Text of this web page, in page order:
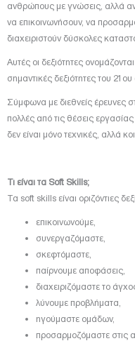
ανθρώπους με γνώσεις, αλλά
να επικοινωνήσουν, να
διαχειριστούν δύσκολες
Αυτές οι δεξιότητες ονομάζονται
σημαντικές δεξιότητες του
Σύμφωνα με διεθνείς έρευνες
πολλές από τις θέσεις
δεν είναι μόνο τεχνικές, αλλά
Τι είναι τα Soft Skills;
Τα soft skills είναι οριζόντιες
επικοινωνούμε,
συνεργαζόμαστε,
σκεφτόμαστε,
παίρνουμε αποφάσεις,
διαχειριζόμαστε το
λύνουμε προβλήματα,
ηγούμαστε ομάδων,
προσαρμοζόμαστε στις